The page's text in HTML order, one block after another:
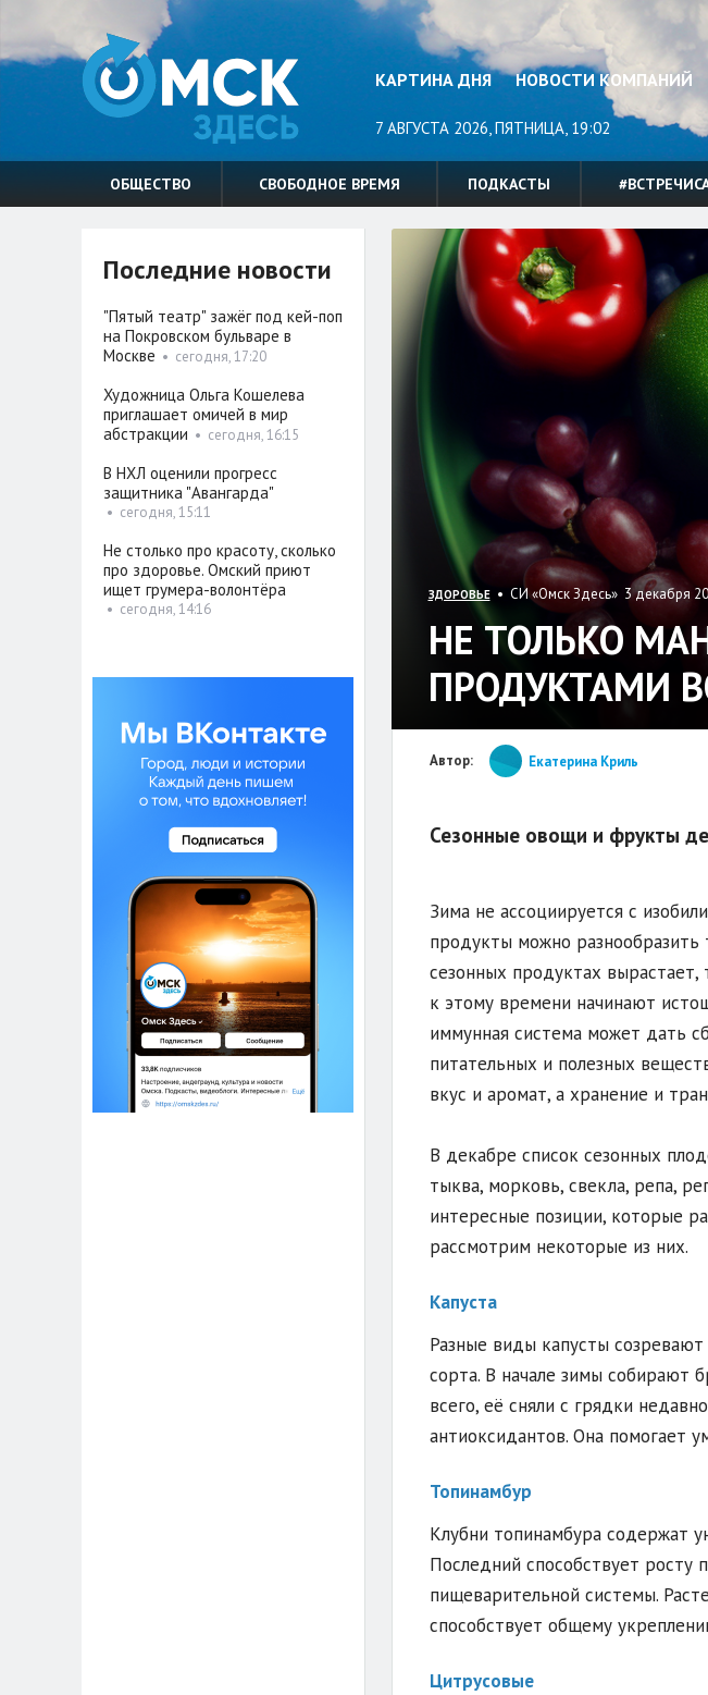
КАРТИНА ДНЯ НОВОСТИ КОМПАНИЙ
7 АВГУСТА 2026, ПЯТНИЦА, 19:02
ОБЩЕСТВО СВОБОДНОЕ ВРЕМЯ ПОДКАСТЫ
ЗДОРОВЬЕ• СИ «Омск Здесь» 3 декабря
НЕ ТОЛЬКО
ПРОДУКТАМИ
Автор: Екатерина Криль
Сезонные овощи и фрукты
Зима не ассоциируется с
продукты можно разнообразить
сезонных продуктах вырастает,
к этому времени начинают
иммунная система может дать
питательных и полезных
вкус и аромат, а хранение и
В декабре список сезонных
тыква, морковь, свекла, репа,
интересные позиции, которые
рассмотрим некоторые из них.
Капуста
Разные виды капусты
сорта. В начале зимы собирают
всего, её сняли с грядки
антиоксидантов. Она помогает
Топинамбур
Клубни топинамбура содержат
Последний способствует
пищеварительной системы.
способствует общему
Цитрусовые
Последние новости
"Пятый театр" зажёг под кей-поп
на Покровском бульваре в
Москве • сегодня, 17:20
Художница Ольга Кошелева
приглашает омичей в мир
абстракции • сегодня, 16:15
В НХЛ оценили прогресс
защитника "Авангарда"
• сегодня, 15:11
Не столько про красоту, сколько
про здоровье. Омский приют
ищет грумера-волонтёра
• сегодня, 14:16